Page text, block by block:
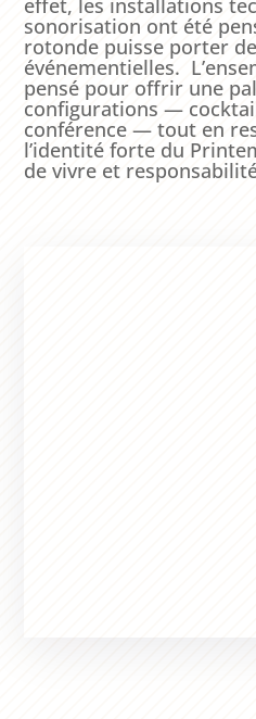
effet, les installations
sonorisation ont été
rotonde puisse porter
événementielles.
pensé pour offrir une
configurations —
conférence — tout en
l’identité forte du
de vivre et